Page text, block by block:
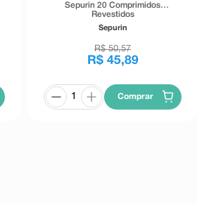
Sepurin 20 Comprimidos
Revestidos
Sepurin
R$ 50,57
R$ 45,89
Comprar